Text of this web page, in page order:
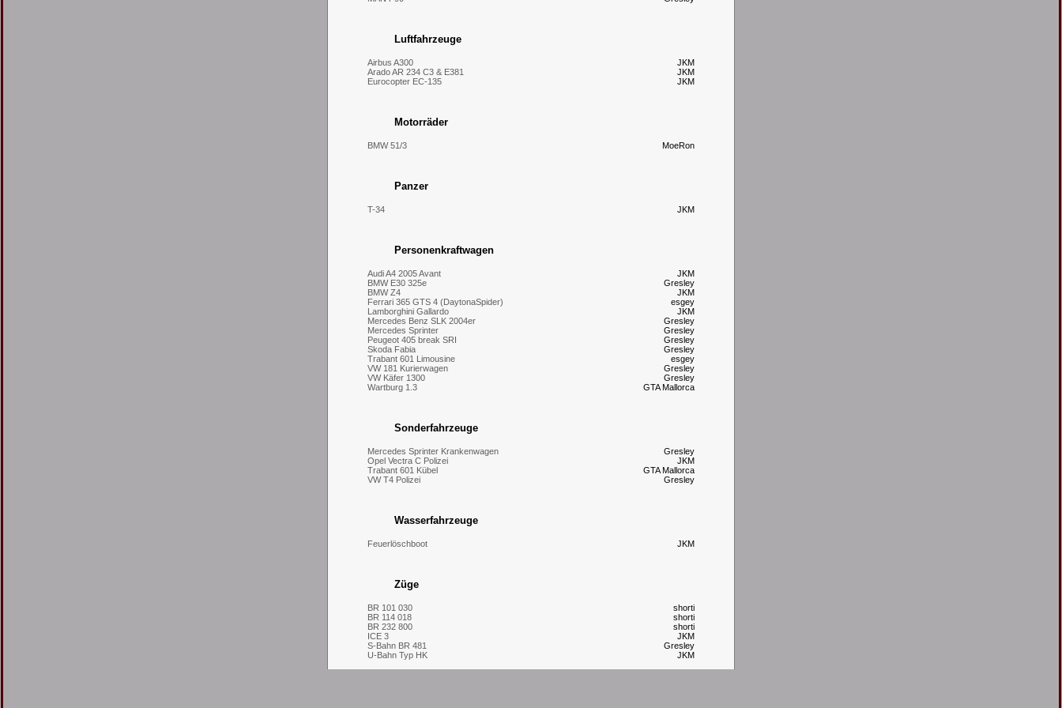
Luftfahrzeuge
JKM
Airbus A300
JKM
Arado AR 234 C3 & E381
JKM
Eurocopter EC-135
Motorräder
MoeRon
BMW 51/3
Panzer
JKM
T-34
Personenkraftwagen
JKM
Audi A4 2005 Avant
Gresley
BMW E30 325e
JKM
BMW Z4
esgey
Ferrari 365 GTS 4 (DaytonaSpider)
JKM
Lamborghini Gallardo
Gresley
Mercedes Benz SLK 2004er
Gresley
Mercedes Sprinter
Gresley
Peugeot 405 break SRI
Gresley
Skoda Fabia
esgey
Trabant 601 Limousine
Gresley
VW 181 Kurierwagen
Gresley
VW Käfer 1300
GTA Mallorca
Wartburg 1.3
Sonderfahrzeuge
Gresley
Mercedes Sprinter Krankenwagen
JKM
Opel Vectra C Polizei
GTA Mallorca
Trabant 601 Kübel
Gresley
VW T4 Polizei
Wasserfahrzeuge
JKM
Feuerlöschboot
Züge
shorti
BR 101 030
shorti
BR 114 018
shorti
BR 232 800
JKM
ICE 3
Gresley
S-Bahn BR 481
JKM
U-Bahn Typ HK